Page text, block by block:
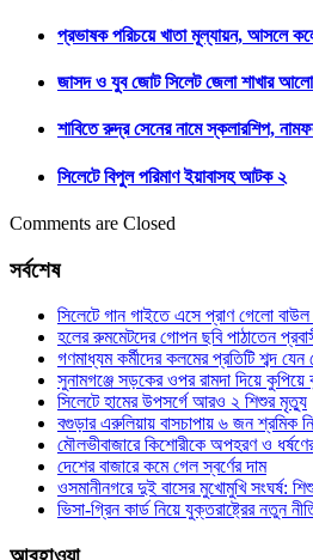
প্রভাষক পরিচয়ে খাতা মূল্যায়ন, আসলে
জাসদ ও যুব জোট সিলেট জেলা শাখার
শাবিতে রুদ্র সেনের নামে স্কলারশিপ,
সিলেটে বিপুল পরিমাণ ইয়াবাসহ আটক ২
Comments are Closed
সর্বশেষ
সিলেটে গান গাইতে এসে প্রাণ গেলো বাউল
হলের রুমমেটদের গোপন ছবি পাঠাতেন
গণমাধ্যম কর্মীদের কলমের প্রতিটি শব্দ
সুনামগঞ্জে সড়কের ওপর রামদা দিয়ে
সিলেটে হামের উপসর্গে আরও ২ শিশুর মৃত্যু
বগুড়ার এরুলিয়ায় বাসচাপায় ৬ জন শ্রমিক
মৌলভীবাজারে কিশোরীকে অপহরণ ও
দেশের বাজারে কমে গেল স্বর্ণের দাম
ওসমানীনগরে দুই বাসের মুখোমুখি সংঘর্ষ:
ভিসা-গ্রিন কার্ড নিয়ে যুক্তরাষ্ট্রের নতুন